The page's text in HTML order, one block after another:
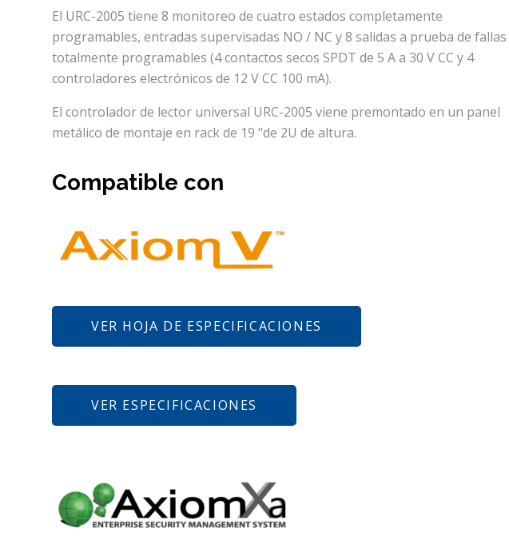
El URC-2005 tiene 8 monitoreo de cuatro estados completamente
programables, entradas supervisadas NO / NC y 8 salidas a prueba de fallas
totalmente programables (4 contactos secos SPDT de 5 A a 30 V CC y 4
controladores electrónicos de 12 V CC 100 mA).
El controlador de lector universal URC-2005 viene premontado en un panel
metálico de montaje en rack de 19 "de 2U de altura.
Compatible con
VER HOJA DE ESPECIFICACIONES
VER ESPECIFICACIONES